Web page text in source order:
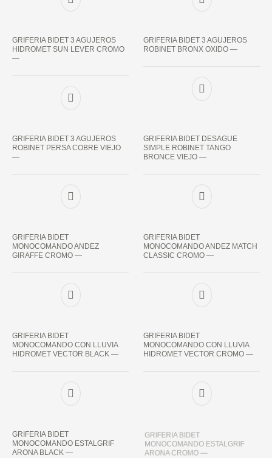
GRIFERIA BIDET 3 AGUJEROS
HIDROMET SUN LEVER CROMO
—
GRIFERIA BIDET 3 AGUJEROS
ROBINET BRONX OXIDO —
GRIFERIA BIDET 3 AGUJEROS
ROBINET PERSA COBRE VIEJO
—
GRIFERIA BIDET DESAGUE
SIMPLE ROBINET TANGO
BRONCE VIEJO —
GRIFERIA BIDET
MONOCOMANDO ANDEZ
GIRAFFE CROMO —
GRIFERIA BIDET
MONOCOMANDO ANDEZ MATCH
CLASSIC CROMO —
GRIFERIA BIDET
MONOCOMANDO CON LLUVIA
HIDROMET VECTOR BLACK —
GRIFERIA BIDET
MONOCOMANDO CON LLUVIA
HIDROMET VECTOR CROMO —
GRIFERIA BIDET
MONOCOMANDO ESTALGRIF
ARONA BLACK —
GRIFERIA BIDET
MONOCOMANDO ESTALGRIF
ARONA CROMO —